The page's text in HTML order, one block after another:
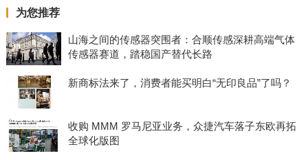
为您推荐
山海之间的传感器突围者：合顺传感深耕高端气体
传感器赛道，踏稳国产替代长路
新商标法来了，消费者能买明白“无印良品”了吗？
收购 MMM 罗马尼亚业务，众捷汽车落子东欧再拓
全球化版图